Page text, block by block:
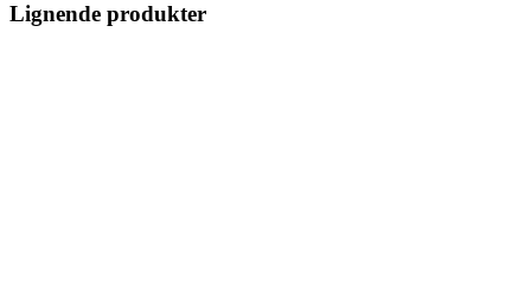
Lignende produkter